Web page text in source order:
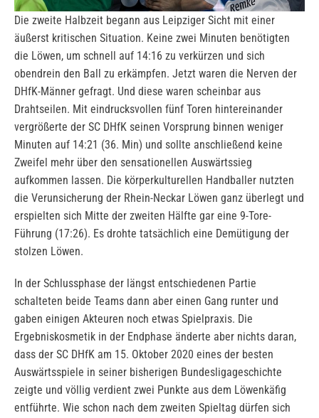
Die zweite Halbzeit begann aus Leipziger Sicht mit einer
äußerst kritischen Situation. Keine zwei Minuten benötigten
die Löwen, um schnell auf 14:16 zu verkürzen und sich
obendrein den Ball zu erkämpfen. Jetzt waren die Nerven der
DHfK-Männer gefragt. Und diese waren scheinbar aus
Drahtseilen. Mit eindrucksvollen fünf Toren hintereinander
vergrößerte der SC DHfK seinen Vorsprung binnen weniger
Minuten auf 14:21 (36. Min) und sollte anschließend keine
Zweifel mehr über den sensationellen Auswärtssieg
aufkommen lassen. Die körperkulturellen Handballer nutzten
die Verunsicherung der Rhein-Neckar Löwen ganz überlegt und
erspielten sich Mitte der zweiten Hälfte gar eine 9-Tore-
Führung (17:26). Es drohte tatsächlich eine Demütigung der
stolzen Löwen.
In der Schlussphase der längst entschiedenen Partie
schalteten beide Teams dann aber einen Gang runter und
gaben einigen Akteuren noch etwas Spielpraxis. Die
Ergebniskosmetik in der Endphase änderte aber nichts daran,
dass der SC DHfK am 15. Oktober 2020 eines der besten
Auswärtsspiele in seiner bisherigen Bundesligageschichte
zeigte und völlig verdient zwei Punkte aus dem Löwenkäfig
entführte. Wie schon nach dem zweiten Spieltag dürfen sich